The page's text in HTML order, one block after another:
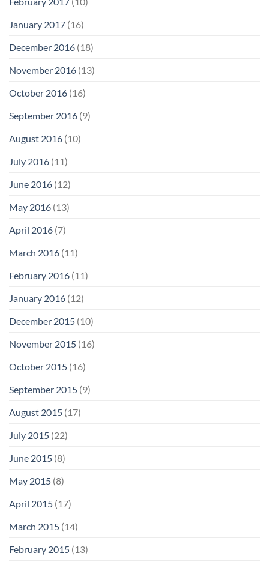
January 2017 (16)
December 2016 (18)
November 2016 (13)
October 2016 (16)
September 2016 (9)
August 2016 (10)
July 2016 (11)
June 2016 (12)
May 2016 (13)
April 2016 (7)
March 2016 (11)
February 2016 (11)
January 2016 (12)
December 2015 (10)
November 2015 (16)
October 2015 (16)
September 2015 (9)
August 2015 (17)
July 2015 (22)
June 2015 (8)
May 2015 (8)
April 2015 (17)
March 2015 (14)
February 2015 (13)